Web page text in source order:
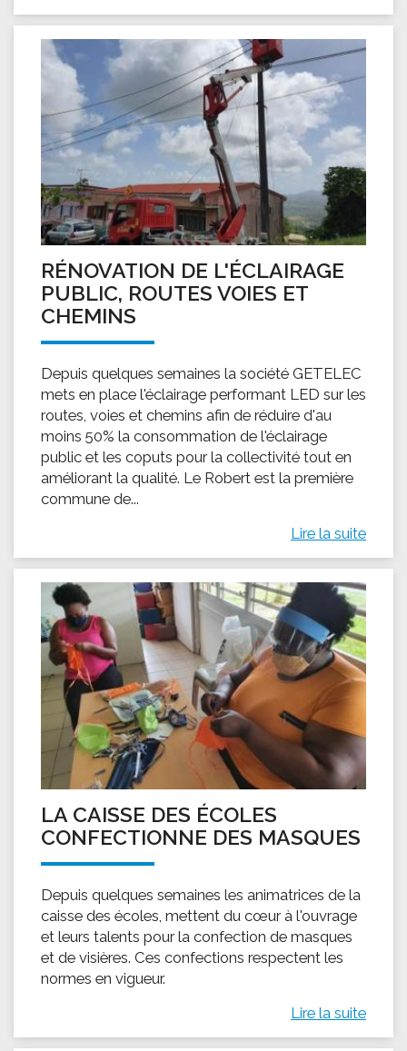
RÉNOVATION DE L'ÉCLAIRAGE
PUBLIC, ROUTES VOIES ET
CHEMINS
Depuis quelques semaines la société GETELEC
mets en place l'éclairage performant LED sur les
routes, voies et chemins afin de réduire d'au
moins 50% la consommation de l'éclairage
public et les coputs pour la collectivité tout en
améliorant la qualité. Le Robert est la première
commune de...
Lire la suite
LA CAISSE DES ÉCOLES
CONFECTIONNE DES MASQUES
Depuis quelques semaines les animatrices de la
caisse des écoles, mettent du cœur à l'ouvrage
et leurs talents pour la confection de masques
et de visières. Ces confections respectent les
normes en vigueur.
Lire la suite